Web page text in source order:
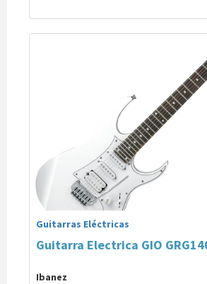
Guitarras Eléctricas
Guitarra Electrica GIO
Ibanez